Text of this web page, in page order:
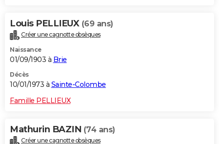
Louis PELLIEUX (69 ans)
Créer une cagnotte obsèques
Naissance
01/09/1903 à Brie
Décès
10/01/1973 à Sainte-Colombe
Famille PELLIEUX
Mathurin BAZIN (74 ans)
Créer une cagnotte obsèques